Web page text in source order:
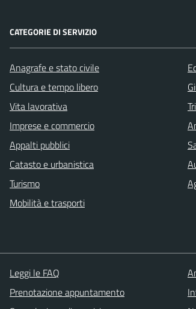
CATEGORIE DI SERVIZIO
Anagrafe e stato civile
Cultura e tempo libero
Vita lavorativa
Imprese e commercio
Appalti pubblici
Catasto e urbanistica
Turismo
Mobilità e trasporti
Leggi le FAQ
Prenotazione appuntamento